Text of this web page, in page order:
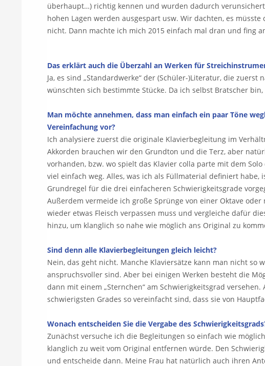
überhaupt…) richtig kennen und wurden dadurch
hohen Lagen werden ausgespart usw. Wir dachten, es
nicht. Dann machte ich mich 2015 einfach mal dran und fing
Das erklärt auch die Überzahl an Werken für
Ja, es sind „Standardwerke“ der (Schüler-)Literatur, die
wünschten sich bestimmte Stücke. Da ich selbst Bratscher
Man möchte annehmen, dass man einfach ein paar Töne
Vereinfachung vor?
Ich analysiere zuerst die originale Klavierbegleitung im
Akkorden brauchen wir den Grundton und die Terz, aber
vorhanden, bzw. wo spielt das Klavier colla parte mit dem
viel einfach weg. Alles, was ich als Füllmaterial definiert
Grundregel für die drei einfacheren Schwierigkeitsgrade
Außerdem vermeide ich große Sprünge von einer Oktave
wieder etwas Fleisch verpassen muss und vergleiche dafür
hinzu, um klanglich so nahe wie möglich ans Original zu
Sind denn alle Klavierbegleitungen gleich leicht?
Nein, das geht nicht. Manche Klaviersätze kann man nicht so
anspruchsvoller sind. Aber bei einigen Werken besteht die
dann mit einem „Sternchen“ am Schwierigkeitsgrad
schwierigsten Grades so vereinfacht sind, dass sie von
Wonach entscheiden Sie die Vergabe des
Zunächst versuche ich die Begleitungen so einfach wie
klanglich zu weit vom Original entfernen würde. Den
und entscheide dann. Meine Frau hat natürlich auch ihren